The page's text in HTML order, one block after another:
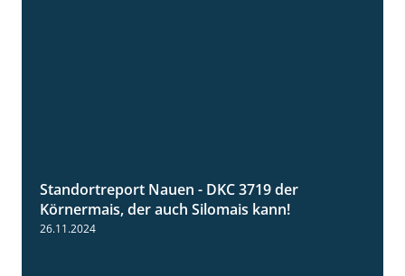
Standortreport Nauen - DKC 3719 der
Körnermais, der auch Silomais kann!
26.11.2024